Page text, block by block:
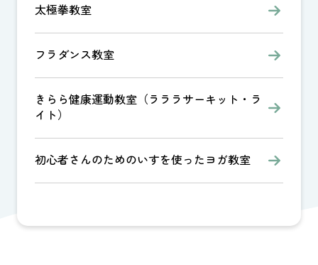
太極拳教室
フラダンス教室
きらら健康運動教室（ラララサーキット・ラ
イト）
初心者さんのためのいすを使ったヨガ教室